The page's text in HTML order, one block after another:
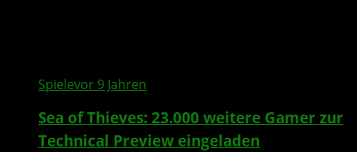
Spielevor 9 Jahren
Sea of Thieves: 23.000 weitere Gamer zur
Technical Preview eingeladen